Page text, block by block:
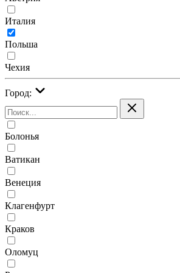
Италия
Польша
Чехия
Город:
Болонья
Ватикан
Венеция
Клагенфурт
Краков
Оломуц